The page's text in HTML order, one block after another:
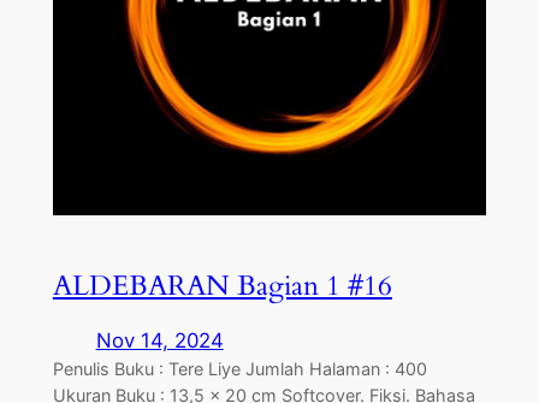
ALDEBARAN Bagian 1 #16
Nov 14, 2024
Penulis Buku : Tere Liye Jumlah Halaman : 400
Ukuran Buku : 13,5 x 20 cm Softcover. Fiksi. Bahasa